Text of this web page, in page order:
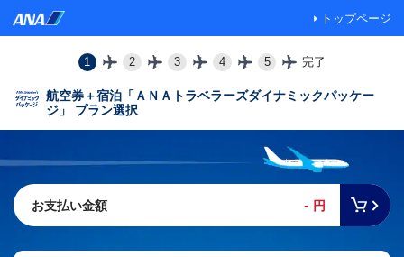
トップページ
1 2 3 4 5 完了
航空券＋宿泊「ＡＮＡトラベラーズダイナミックパッケー
ジ」 プラン選択
お支払い金額 - 円